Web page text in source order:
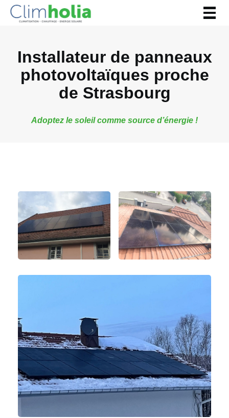
Installateur de panneaux
photovoltaïques proche
de Strasbourg
Adoptez le soleil comme source d’énergie !